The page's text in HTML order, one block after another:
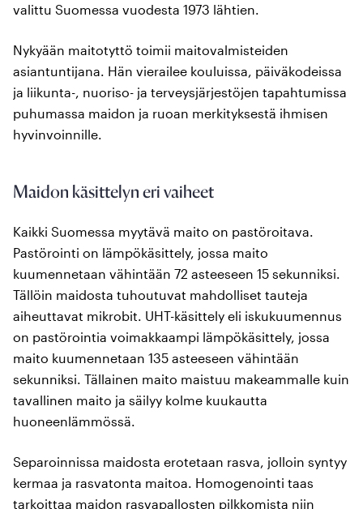
valittu Suomessa vuodesta 1973 lähtien.
Nykyään maitotyttö toimii maitovalmisteiden
asiantuntijana. Hän vierailee kouluissa, päiväkodeissa
ja liikunta-, nuoriso- ja terveysjärjestöjen tapahtumissa
puhumassa maidon ja ruoan merkityksestä ihmisen
hyvinvoinnille.
Maidon käsittelyn eri vaiheet
Kaikki Suomessa myytävä maito on pastöroitava.
Pastörointi on lämpökäsittely, jossa maito
kuumennetaan vähintään 72 asteeseen 15 sekunniksi.
Tällöin maidosta tuhoutuvat mahdolliset tauteja
aiheuttavat mikrobit. UHT-käsittely eli iskukuumennus
on pastörointia voimakkaampi lämpökäsittely, jossa
maito kuumennetaan 135 asteeseen vähintään
sekunniksi. Tällainen maito maistuu makeammalle kuin
tavallinen maito ja säilyy kolme kuukautta
huoneenlämmössä.
Separoinnissa maidosta erotetaan rasva, jolloin syntyy
kermaa ja rasvatonta maitoa. Homogenointi taas
tarkoittaa maidon rasvapallosten pilkkomista niin